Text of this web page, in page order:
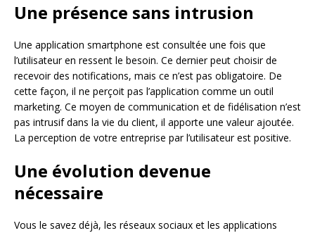
Une présence sans intrusion
Une application smartphone est consultée une fois que
l’utilisateur en ressent le besoin. Ce dernier peut choisir de
recevoir des notifications, mais ce n’est pas obligatoire. De
cette façon, il ne perçoit pas l’application comme un outil
marketing. Ce moyen de communication et de fidélisation n’est
pas intrusif dans la vie du client, il apporte une valeur ajoutée.
La perception de votre entreprise par l’utilisateur est positive.
Une évolution devenue
nécessaire
Vous le savez déjà, les réseaux sociaux et les applications